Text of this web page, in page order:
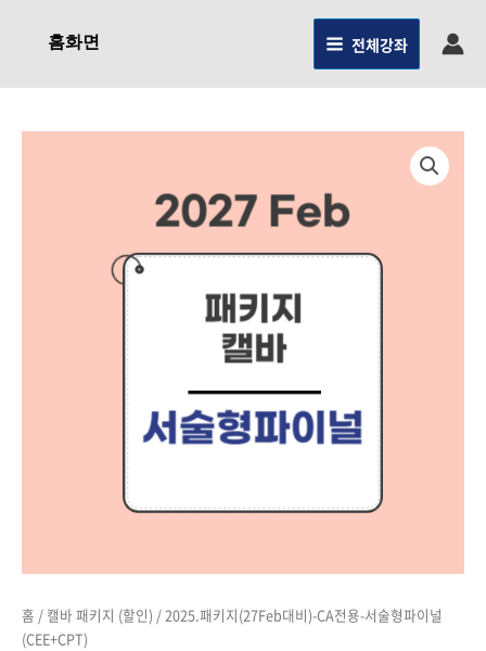
건너뛰기홈화면 전체강좌
홈 / 캘바 패키지 (할인) / 2025.패키지(27Feb대비)-CA전용-서술형파이널
(CEE+CPT)
2,070,000원. 1,863,000원.